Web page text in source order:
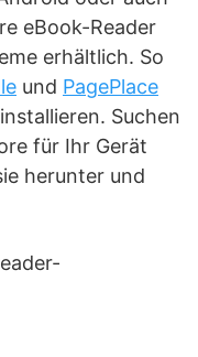
eBook-Reader
erhältlich. So
und PagePlace
Suchen
für Ihr Gerät
herunter und